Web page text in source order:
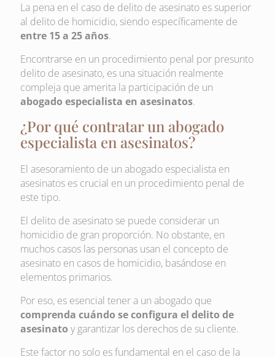
La pena en el caso de delito de asesinato es superior
al delito de homicidio, siendo específicamente de
entre 15 a 25 años.
Encontrarse en un procedimiento penal por presunto
delito de asesinato, es una situación realmente
compleja que amerita la participación de un
abogado especialista en asesinatos.
¿Por qué contratar un abogado
especialista en asesinatos?
El asesoramiento de un abogado especialista en
asesinatos es crucial en un procedimiento penal de
este tipo.
El delito de asesinato se puede considerar un
homicidio de gran proporción. No obstante, en
muchos casos las personas usan el concepto de
asesinato en casos de homicidio, basándose en
elementos primarios.
Por eso, es esencial tener a un abogado que
comprenda cuándo se configura el delito de
asesinato y garantizar los derechos de su cliente.
Este factor no solo es fundamental en el caso de la